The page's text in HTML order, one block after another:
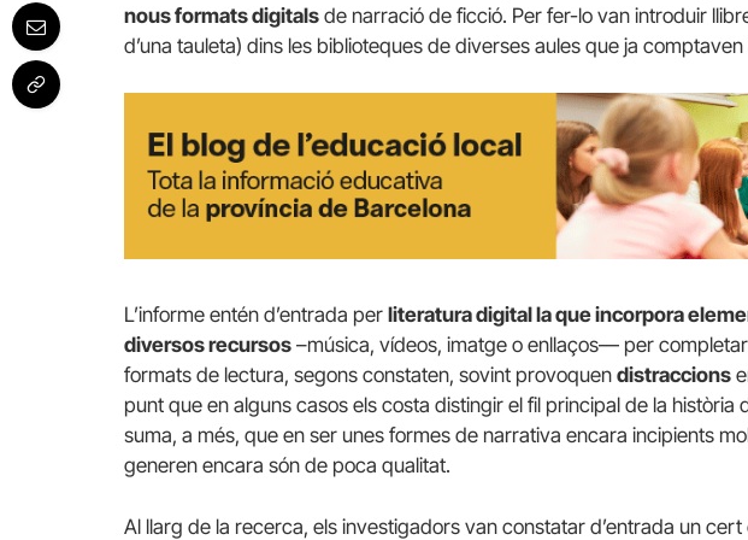
nous formats digitals de narració de ficció. Per fer-lo van introduir
d’una tauleta) dins les biblioteques de diverses aules que ja
L’informe entén d’entrada per literatura digital la que incorpora
diversos recursos –música, vídeos, imatge o enllaços— per
formats de lectura, segons constaten, sovint provoquen distraccions
punt que en alguns casos els costa distingir el fil principal de la història
suma, a més, que en ser unes formes de narrativa encara incipients
generen encara són de poca qualitat.
Al llarg de la recerca, els investigadors van constatar d’entrada un